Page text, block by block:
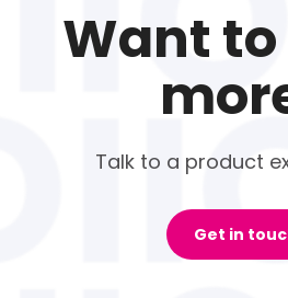
Want
Talk to a product
Get in